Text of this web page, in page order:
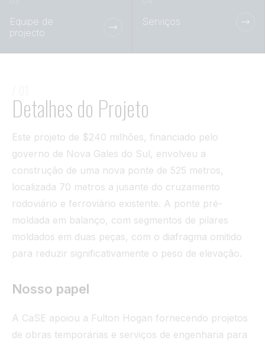
Equipe de
projecto
Serviços
Detalhes do Projeto
Este projeto de $240 milhões, financiado pelo
governo de Nova Gales do Sul, envolveu a
construção de uma nova ponte de 525 metros,
localizada 70 metros a jusante do cruzamento
rodoviário e ferroviário existente. A ponte pré-
moldada em balanço, com segmentos de pilares
moldados em duas peças, com o diafragma omitido
para reduzir significativamente o peso de elevação.
Nosso papel
A CaSE apoiou a Fulton Hogan fornecendo projetos
de obras temporárias e serviços de engenharia para